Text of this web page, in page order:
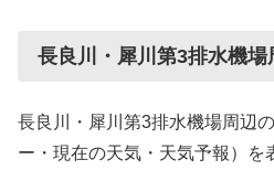
長良川・犀川第3排水機場
長良川・犀川第3排水機場周辺
ー・現在の天気・天気予報）を